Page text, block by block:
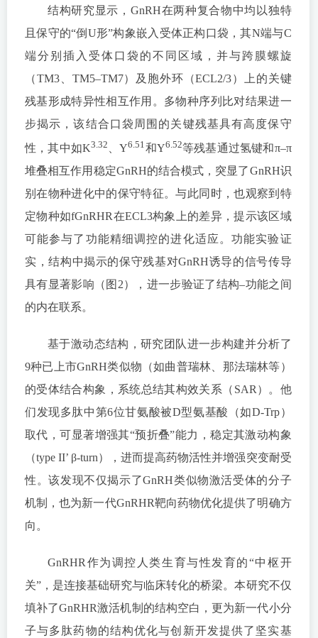
结构研究显示，GnRH在两种复合物中均以独特
且保守的“倒U形”构象嵌入受体正构口袋，其N端与C
端分别插入受体口袋的不同区域，并与跨膜螺旋
（TM3、TM5–TM7）及胞外环（ECL2/3）上的关键
残基形成特异性相互作用。多物种序列比对结果进一
步揭示，该结合口袋周围的关键残基具有高度保守
性，其中如K3.32 、Y6.51和Y6.52等残基通过氢键和π–π
堆叠相互作用稳定GnRH的结合模式，突显了GnRH识
别在物种进化中的保守特征。与此同时，也观察到特
定物种如fGnRHR在ECL3构象上的差异，提示该区域
可能参与了功能精细调控的进化适应。功能实验证
实，结构中揭示的保守残基对GnRH诱导的信号传导
具有显著影响（图2），进一步验证了结构–功能之间
的内在联系。
基于激动态结构，研究团队进一步构建并分析了
9种已上市GnRH类似物（如曲普瑞林、那法瑞林等）
的受体结合构象，系统总结其构效关系（SAR）。他
们发现多肽中第6位甘氨酸被D型氨基酸（如D-Trp）
取代，可显著增强其“预折叠”能力，稳定其激动构象
（type II’ β-turn），进而提高药物活性并增强突变耐受
性。该发现不仅揭示了GnRH类似物激活受体的分子
机制，也为新一代GnRHR靶向药物优化提供了明确方
向。
GnRHR作为调控人类生育与性发育的“中枢开
关”，是连接基础研究与临床转化的桥梁。本研究不仅
填补了GnRHR激活机制的结构空白，更为新一代小分
子与多肽药物的结构优化与创新开发提供了坚实基